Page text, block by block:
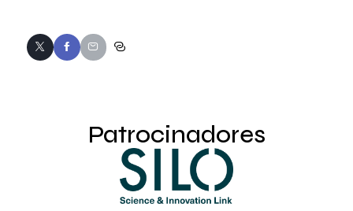
Patrocinadores